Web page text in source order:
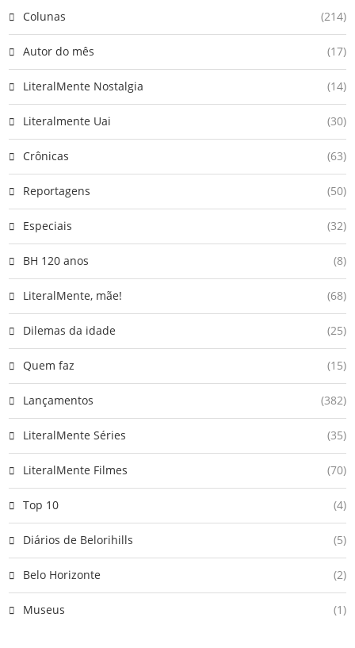
Colunas (214)
Autor do mês (17)
LiteralMente Nostalgia (14)
Literalmente Uai (30)
Crônicas (63)
Reportagens (50)
Especiais (32)
BH 120 anos (8)
LiteralMente, mãe! (68)
Dilemas da idade (25)
Quem faz (15)
Lançamentos (382)
LiteralMente Séries (35)
LiteralMente Filmes (70)
Top 10 (4)
Diários de Belorihills (5)
Belo Horizonte (2)
Museus (1)